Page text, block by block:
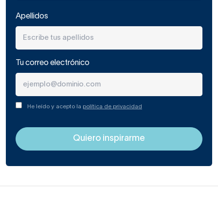
Apellidos
Tu correo electrónico
He leído y acepto la política de privacidad